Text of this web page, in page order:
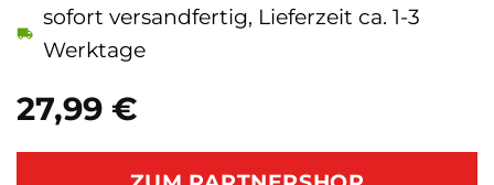
27,99 €
sofort versandfertig, Lieferzeit ca. 1-3
Werktage